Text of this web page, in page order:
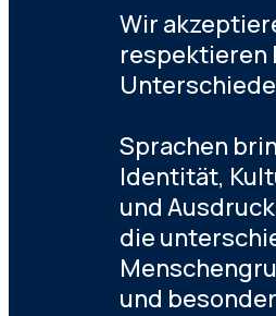
Wir
respektieren
Sprachen
Identität,
und
die
und